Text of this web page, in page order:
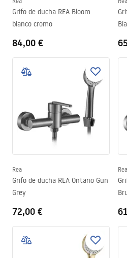
Grifo de ducha REA Bloom
blanco cromo
84,00 €
Rea
Grifo de ducha REA Ontario Gun
Grey
72,00 €
Rea